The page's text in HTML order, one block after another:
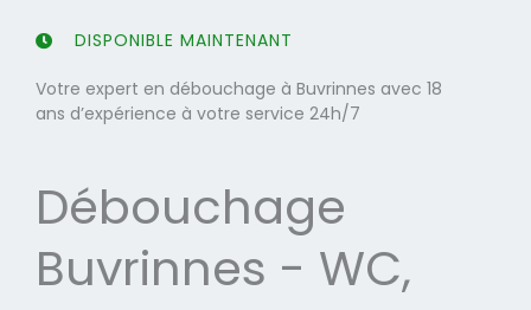
DISPONIBLE MAINTENANT
Votre expert en débouchage à Buvrinnes avec 18
ans d’expérience à votre service 24h/7
Débouchage
Buvrinnes - WC,